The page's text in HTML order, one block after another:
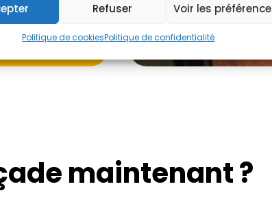
Refuser Voir les
Politique de cookiesPolitique de confidentialité
maintenant ?